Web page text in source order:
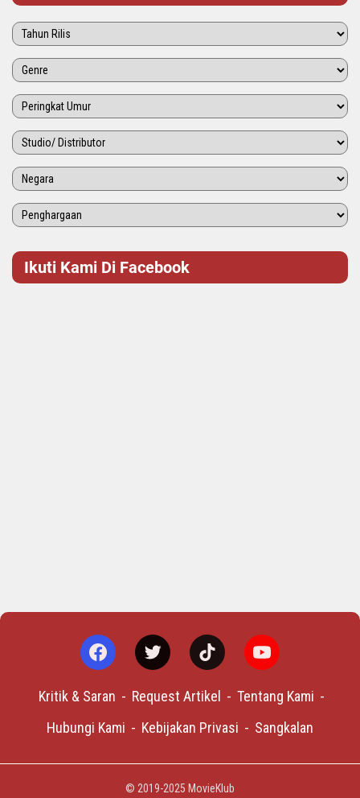
Ikuti Kami Di Facebook
Kritik & Saran Request Artikel
Tentang Kami
Hubungi Kami
Kebijakan Privasi Sangkalan
© 2019-2025 MovieKlub